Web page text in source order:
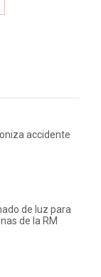
accidente
de luz para
de la RM